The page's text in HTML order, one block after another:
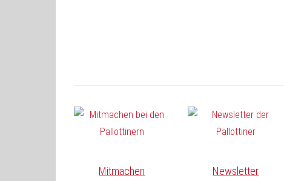
Mitmachen Newsletter